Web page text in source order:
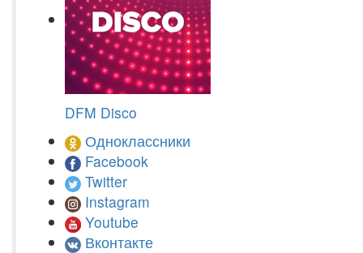
DFM Disco
Одноклассники
Facebook
Twitter
Instagram
Youtube
Вконтакте